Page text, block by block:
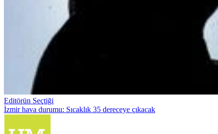
Editörün Seçtiği
İzmir hava durumu: Sıcaklık 35 dereceye çıkacak